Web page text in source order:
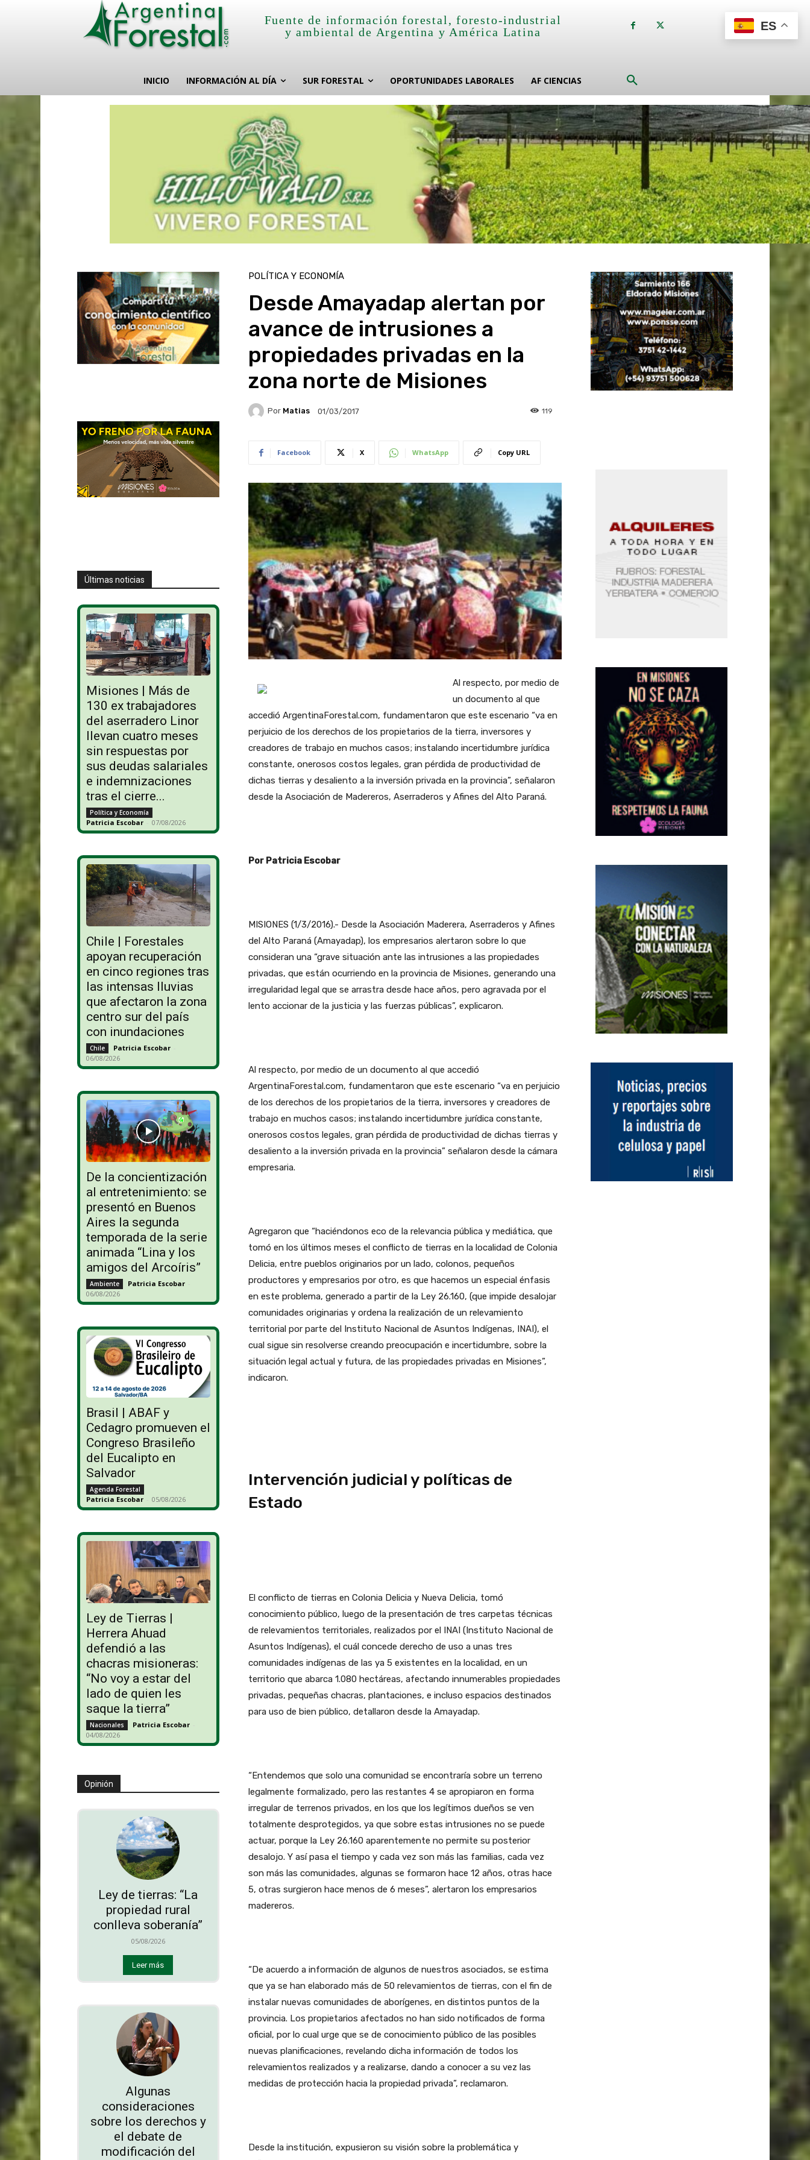
Fuente de información forestal, foresto-industrial
y ambiental de Argentina y América Latina
INICIO INFORMACIÓN AL DÍA SUR FORESTAL OPORTUNIDADES LABORALES AF CIENCIAS
Últimas noticias
Misiones | Más de
130 ex trabajadores
del aserradero Linor
llevan cuatro meses
sin respuestas por
sus deudas salariales
e indemnizaciones
tras el cierre...
Política y Economía
Patricia Escobar - 07/08/2026
Chile | Forestales
apoyan recuperación
en cinco regiones tras
las intensas lluvias
que afectaron la zona
centro sur del país
con inundaciones
Chile Patricia Escobar -
06/08/2026
De la concientización
al entretenimiento: se
presentó en Buenos
Aires la segunda
temporada de la serie
animada “Lina y los
amigos del Arcoíris”
Ambiente Patricia Escobar -
06/08/2026
Brasil | ABAF y
Cedagro promueven el
Congreso Brasileño
del Eucalipto en
Salvador
Agenda Forestal
Patricia Escobar - 05/08/2026
Ley de Tierras |
Herrera Ahuad
defendió a las
chacras misioneras:
“No voy a estar del
lado de quien les
saque la tierra”
Nacionales Patricia Escobar -
04/08/2026
Opinión
Ley de tierras: “La
propiedad rural
conlleva soberanía”
05/08/2026
Leer más
Algunas
consideraciones
sobre los derechos y
el debate de
modificación del
POLÍTICA Y ECONOMÍA
Desde Amayadap alertan por
avance de intrusiones a
propiedades privadas en la
zona norte de Misiones
Por Matias 01/03/2017 119
Facebook X WhatsApp Copy URL
Al respecto, por medio de
un documento al que
accedió ArgentinaForestal.com, fundamentaron que este escenario “va en
perjuicio de los derechos de los propietarios de la tierra, inversores y
creadores de trabajo en muchos casos; instalando incertidumbre jurídica
constante, onerosos costos legales, gran pérdida de productividad de
dichas tierras y desaliento a la inversión privada en la provincia”, señalaron
desde la Asociación de Madereros, Aserraderos y Afines del Alto Paraná.
Por Patricia Escobar
MISIONES (1/3/2016).- Desde la Asociación Maderera, Aserraderos y Afines
del Alto Paraná (Amayadap), los empresarios alertaron sobre lo que
consideran una “grave situación ante las intrusiones a las propiedades
privadas, que están ocurriendo en la provincia de Misiones, generando una
irregularidad legal que se arrastra desde hace años, pero agravada por el
lento accionar de la justicia y las fuerzas públicas”, explicaron.
Al respecto, por medio de un documento al que accedió
ArgentinaForestal.com, fundamentaron que este escenario “va en perjuicio
de los derechos de los propietarios de la tierra, inversores y creadores de
trabajo en muchos casos; instalando incertidumbre jurídica constante,
onerosos costos legales, gran pérdida de productividad de dichas tierras y
desaliento a la inversión privada en la provincia” señalaron desde la cámara
empresaria.
Agregaron que “haciéndonos eco de la relevancia pública y mediática, que
tomó en los últimos meses el conflicto de tierras en la localidad de Colonia
Delicia, entre pueblos originarios por un lado, colonos, pequeños
productores y empresarios por otro, es que hacemos un especial énfasis
en este problema, generado a partir de la Ley 26.160, (que impide desalojar
comunidades originarias y ordena la realización de un relevamiento
territorial por parte del Instituto Nacional de Asuntos Indígenas, INAI), el
cual sigue sin resolverse creando preocupación e incertidumbre, sobre la
situación legal actual y futura, de las propiedades privadas en Misiones”,
indicaron.
Intervención judicial y políticas de
Estado
El conflicto de tierras en Colonia Delicia y Nueva Delicia, tomó
conocimiento público, luego de la presentación de tres carpetas técnicas
de relevamientos territoriales, realizados por el INAI (Instituto Nacional de
Asuntos Indígenas), el cuál concede derecho de uso a unas tres
comunidades indígenas de las ya 5 existentes en la localidad, en un
territorio que abarca 1.080 hectáreas, afectando innumerables propiedades
privadas, pequeñas chacras, plantaciones, e incluso espacios destinados
para uso de bien público, detallaron desde la Amayadap.
“Entendemos que solo una comunidad se encontraría sobre un terreno
legalmente formalizado, pero las restantes 4 se apropiaron en forma
irregular de terrenos privados, en los que los legítimos dueños se ven
totalmente desprotegidos, ya que sobre estas intrusiones no se puede
actuar, porque la Ley 26.160 aparentemente no permite su posterior
desalojo. Y así pasa el tiempo y cada vez son más las familias, cada vez
son más las comunidades, algunas se formaron hace 12 años, otras hace
5, otras surgieron hace menos de 6 meses”, alertaron los empresarios
madereros.
“De acuerdo a información de algunos de nuestros asociados, se estima
que ya se han elaborado más de 50 relevamientos de tierras, con el fin de
instalar nuevas comunidades de aborígenes, en distintos puntos de la
provincia. Los propietarios afectados no han sido notificados de forma
oficial, por lo cual urge que se de conocimiento público de las posibles
nuevas planificaciones, revelando dicha información de todos los
relevamientos realizados y a realizarse, dando a conocer a su vez las
medidas de protección hacia la propiedad privada”, reclamaron.
Desde la institución, expusieron su visión sobre la problemática y
ES